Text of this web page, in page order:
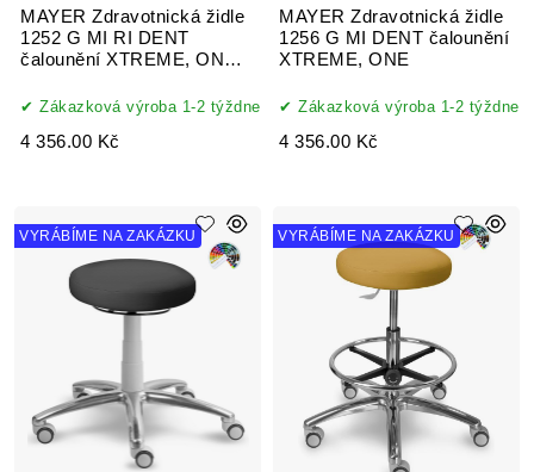
MAYER Zdravotnická židle
1252 G MI RI DENT
čalounění XTREME, ONE,
Zákazková výroba 1-2 týždne
4 356.00 Kč
MAYER Zdravotnická židle
1256 G MI DENT čalounění
XTREME, ONE
Zákazková výroba 1-2 týždne
4 356.00 Kč
VYRÁBÍME NA ZAKÁZKU VYRÁBÍME NA ZAKÁZKU